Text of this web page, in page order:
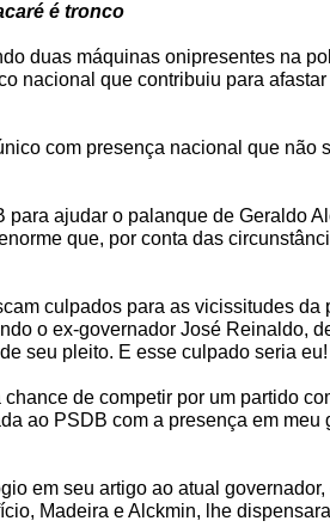
é tronco
duas máquinas onipresentes na
nacional que contribuiu para
com presença nacional que não
ajudar o palanque de Geraldo
que, por conta das
culpados para as vicissitudes
o ex-governador José Reinaldo,
seu pleito. E esse culpado seria eu!
de competir por um partido
ao PSDB com a presença em
em seu artigo ao atual
Madeira e Alckmin, lhe